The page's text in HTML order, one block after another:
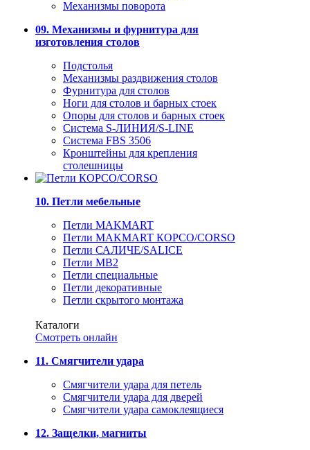
Механизмы поворота
09. Механизмы и фурнитура для
изготовления столов
Подстолья
Механизмы раздвижения столов
Фурнитура для столов
Ноги для столов и барных стоек
Опоры для столов и барных стоек
Система S-ЛИНИЯ/S-LINE
Система FBS 3506
Кронштейны для крепления
столешницы
10. Петли мебельные
Петли MAKMART
Петли MAKMART КОРСО/CORSO
Петли САЛИЧЕ/SALICE
Петли MB2
Петли специальные
Петли декоративные
Петли скрытого монтажа
Каталоги
Смотреть онлайн
11. Смягчители удара
Смягчители удара для петель
Смягчители удара для дверей
Cмягчители удара самоклеящиеся
12. Защелки, магниты